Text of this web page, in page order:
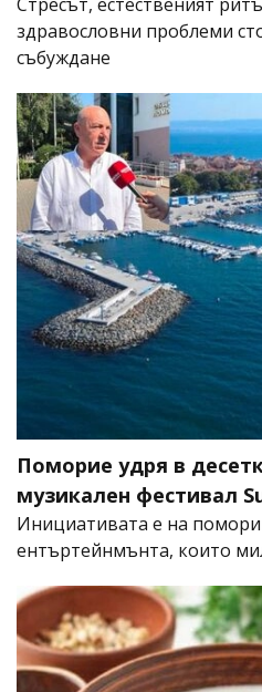
здравословни проблеми
събуждане
Поморие удря в
музикален фестивал
Инициативата е на
ентъртейнмънта, които